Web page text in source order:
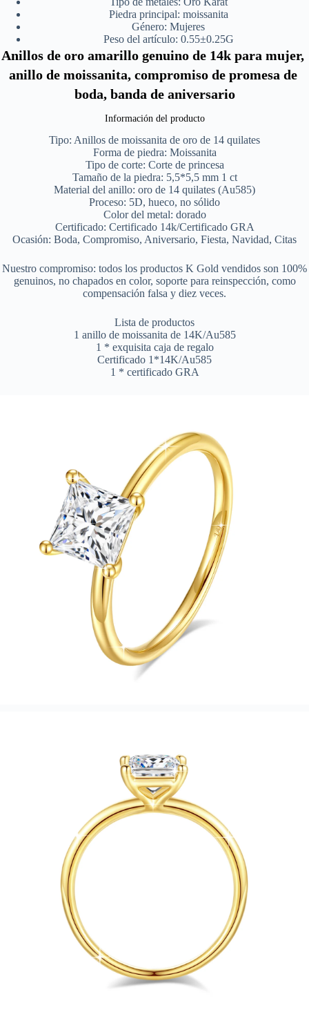
Piedra principal: moissanita
Género: Mujeres
Peso del artículo: 0.55±0.25G
Anillos de oro amarillo genuino de 14k para mujer,
anillo de moissanita, compromiso de promesa de
boda, banda de aniversario
Información del producto
Tipo: Anillos de moissanita de oro de 14 quilates
Forma de piedra: Moissanita
Tipo de corte: Corte de princesa
Tamaño de la piedra: 5,5*5,5 mm 1 ct
Material del anillo: oro de 14 quilates (Au585)
Proceso: 5D, hueco, no sólido
Color del metal: dorado
Certificado: Certificado 14k/Certificado GRA
Ocasión: Boda, Compromiso, Aniversario, Fiesta, Navidad, Citas
Nuestro compromiso: todos los productos K Gold vendidos son 100%
genuinos, no chapados en color, soporte para reinspección, como
compensación falsa y diez veces.
Lista de productos
1 anillo de moissanita de 14K/Au585
1 * exquisita caja de regalo
Certificado 1*14K/Au585
1 * certificado GRA